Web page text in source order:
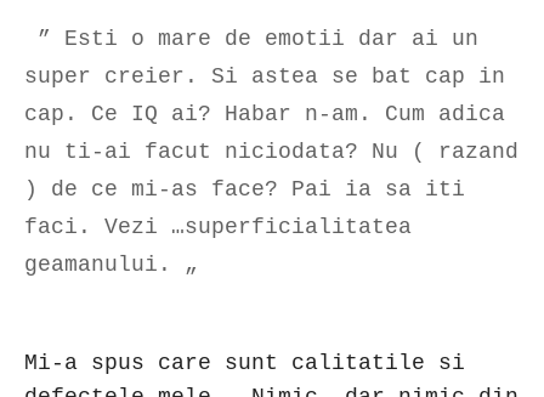
” Esti o mare de emotii dar ai un
super creier. Si astea se bat cap in
cap. Ce IQ ai? Habar n-am. Cum adica
nu ti-ai facut niciodata? Nu ( razand
) de ce mi-as face? Pai ia sa iti
faci. Vezi …superficialitatea
geamanului. „
Mi-a spus care sunt calitatile si